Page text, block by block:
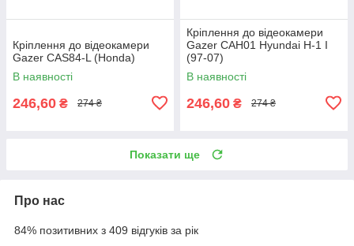
Кріплення до відеокамери
Gazer CAS84-L (Honda)
В наявності
246,60 ₴ 274 ₴
Кріплення до відеокамери
Gazer CAH01 Hyundai H-1 I
(97-07)
В наявності
246,60 ₴ 274 ₴
Показати ще
Про нас
84% позитивних з 409 відгуків за рік